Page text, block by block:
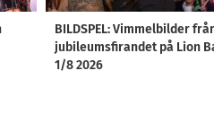
BILDSPEL: Vimmelbilder
jubileumsfirandet på Lion
1/8 2026